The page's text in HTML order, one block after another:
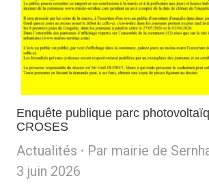
Enquête publique parc
CROSES
Actualités Par mairie de
3 juin 2026